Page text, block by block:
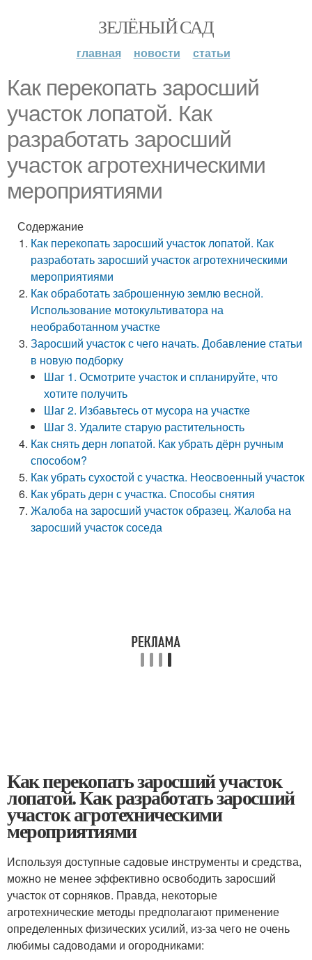
ЗЕЛЁНЫЙ САД
главная новости статьи
Как перекопать заросший
участок лопатой. Как
разработать заросший
участок агротехническими
мероприятиями
Содержание
Как перекопать заросший участок лопатой. Как
разработать заросший участок агротехническими
мероприятиями
Как обработать заброшенную землю весной.
Использование мотокультиватора на
необработанном участке
Заросший участок с чего начать. Добавление статьи
в новую подборку
Шаг 1. Осмотрите участок и спланируйте, что
хотите получить
Шаг 2. Избавьтесь от мусора на участке
Шаг 3. Удалите старую растительность
Как снять дерн лопатой. Как убрать дёрн ручным
способом?
Как убрать сухостой с участка. Неосвоенный участок
Как убрать дерн с участка. Способы снятия
Жалоба на заросший участок образец. Жалоба на
заросший участок соседа
Как перекопать заросший участок
лопатой. Как разработать заросший
участок агротехническими
мероприятиями
Используя доступные садовые инструменты и средства,
можно не менее эффективно освободить заросший
участок от сорняков. Правда, некоторые
агротехнические методы предполагают применение
определенных физических усилий, из-за чего не очень
любимы садоводами и огородниками: